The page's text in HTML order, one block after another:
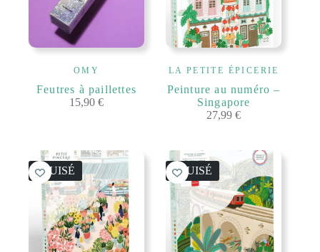
OMY
Feutres à paillettes
15,90€
LA PETITE ÉPICERIE
Peinture au numéro –
Singapore
27,99€
ÉPUISÉ ÉPUISÉ